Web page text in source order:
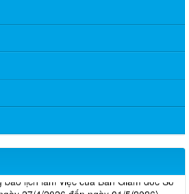
lịch làm việc của Ban Giám đốc Sở
15/6/2026 đến ngày 19/6/2026)
lịch làm việc của Ban Giám đốc Sở
04/5/2026 đến ngày 08/5/2026)
lịch làm việc của Ban Giám đốc Sở
27/4/2026 đến ngày 01/5/2026)